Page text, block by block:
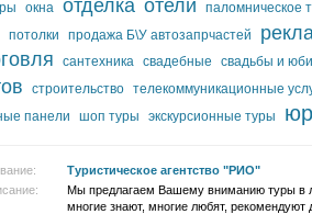
окна отделка отели
паломническое
потолки продажа Б\У автозапрчастей
сантехника свадебные свадьбы и
строительство телекоммуникационные
панели шоп туры экскурсионные туры
Туристическое агентство "РИО"
Мы предлагаем Вашему вниманию туры в
многие знают, многие любят, рекомендуют